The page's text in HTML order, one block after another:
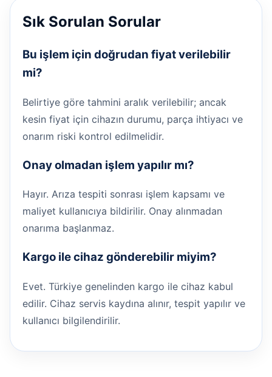
Sık Sorulan Sorular
Bu işlem için doğrudan fiyat verilebilir
mi?
Belirtiye göre tahmini aralık verilebilir; ancak
kesin fiyat için cihazın durumu, parça ihtiyacı ve
onarım riski kontrol edilmelidir.
Onay olmadan işlem yapılır mı?
Hayır. Arıza tespiti sonrası işlem kapsamı ve
maliyet kullanıcıya bildirilir. Onay alınmadan
onarıma başlanmaz.
Kargo ile cihaz gönderebilir miyim?
Evet. Türkiye genelinden kargo ile cihaz kabul
edilir. Cihaz servis kaydına alınır, tespit yapılır ve
kullanıcı bilgilendirilir.